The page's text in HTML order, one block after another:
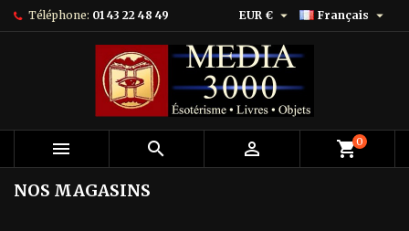
Téléphone: 01 43 22 48 49 Français 
EUR € 
   shopping_cart0
NOS MAGASINS